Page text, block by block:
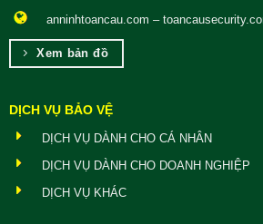
anninhtoancau.com –
Xem bản đồ
DỊCH VỤ BẢO VỆ
DỊCH VỤ DÀNH CHO CÁ NHÂN
DỊCH VỤ DÀNH CHO DOANH NGHIỆP
DỊCH VỤ KHÁC